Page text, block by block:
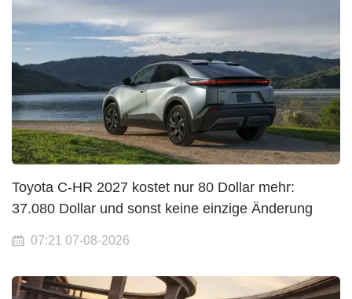
Toyota C-HR 2027 kostet nur 80 Dollar mehr:
37.080 Dollar und sonst keine einzige Änderung
07:21 07-08-2026